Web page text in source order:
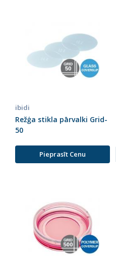
ibidi
Režģa stikla pārvalki Grid-
50
Pieprasīt Cenu